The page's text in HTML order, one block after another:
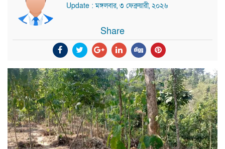
Update : মঙ্গলবার, ৩ ফেব্রুয়ারী, ২০২৬
Share